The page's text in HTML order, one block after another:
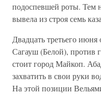
подоспевшей роты. Тем
вывела из строя семь
Двадцать третьего
Сагауш (Белой), против
стоит город Майкоп.
захватить в свои руки
На этой позиции